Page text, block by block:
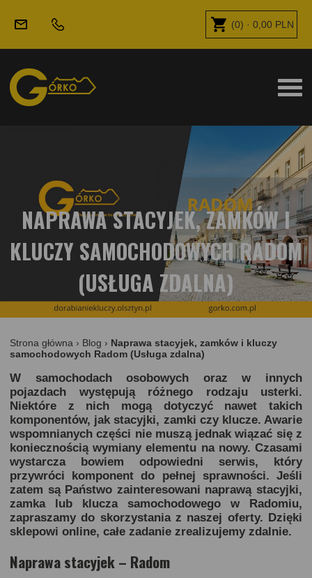
(0) · 0,00 PLN
NAPRAWA STACYJEK, ZAMKÓW I
KLUCZY SAMOCHODOWYCH RADOM
(USŁUGA ZDALNA)
Strona główna › Blog › Naprawa stacyjek, zamków i kluczy
samochodowych Radom (Usługa zdalna)
W samochodach osobowych oraz w innych
pojazdach występują różnego rodzaju usterki.
Niektóre z nich mogą dotyczyć nawet takich
komponentów, jak stacyjki, zamki czy klucze. Awarie
wspomnianych części nie muszą jednak wiązać się z
koniecznością wymiany elementu na nowy. Czasami
wystarcza bowiem odpowiedni serwis, który
przywróci komponent do pełnej sprawności. Jeśli
zatem są Państwo zainteresowani naprawą stacyjki,
zamka lub klucza samochodowego w Radomiu,
zapraszamy do skorzystania z naszej oferty. Dzięki
sklepowi online, całe zadanie zrealizujemy zdalnie.
Naprawa stacyjek – Radom